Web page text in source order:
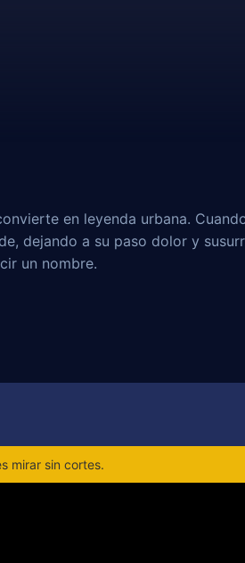
en leyenda urbana.
dejando a su paso dolor y
un nombre.
mirar sin cortes.